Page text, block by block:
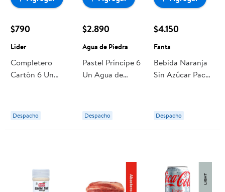
$790
Lider
Completero
Cartón 6 Un
Despacho
$2.890
Agua de Piedra
Pastel Príncipe 6
Un Agua de
Despacho
$4.150
Fanta
Bebida Naranja
Sin Azúcar Pack
Despacho